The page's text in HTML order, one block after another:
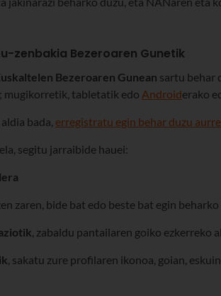
zenbakia Bezeroaren Gunetik
Bezeroaren Gunean sartu behar
mugikorretik, tabletatik edo Androiderako
bada, erregistratu egin behar duzu
segitu jarraibide hauei:
zaren, bide bat edo beste bat egin beharko
, zabaldu pantailaren goiko ezkerreko
, sakatu zure profilaren ikonoa, goian,